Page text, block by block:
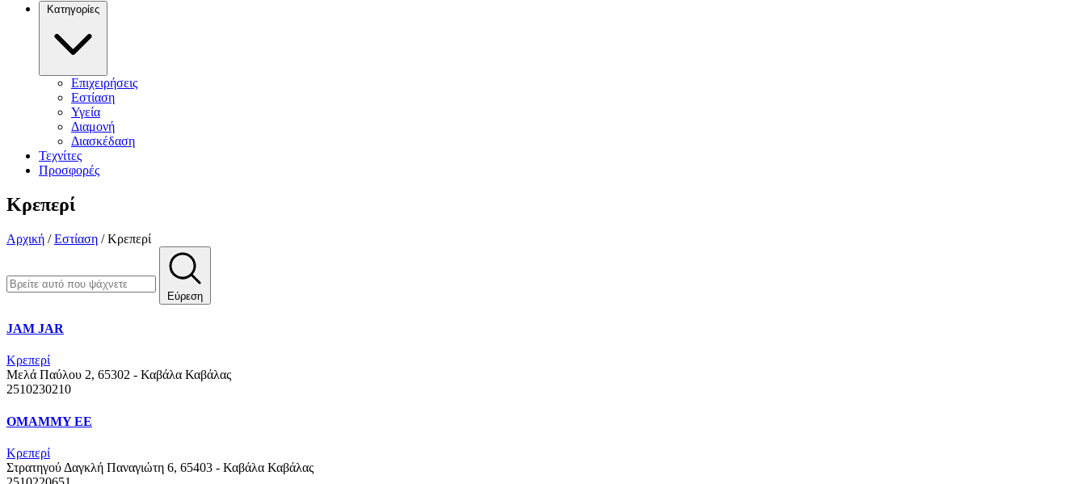
Κατηγορίες
Επιχειρήσεις
Εστίαση
Υγεία
Διαμονή
Διασκέδαση
Τεχνίτες
Προσφορές
Κρεπερί
Αρχική / Εστίαση / Κρεπερί
Εύρεση
JAM JAR
Κρεπερί
Μελά Παύλου 2, 65302 - Καβάλα Καβάλας
2510230210
OMAMMY ΕΕ
Κρεπερί
Στρατηγού Δαγκλή Παναγιώτη 6, 65403 - Καβάλα Καβάλας